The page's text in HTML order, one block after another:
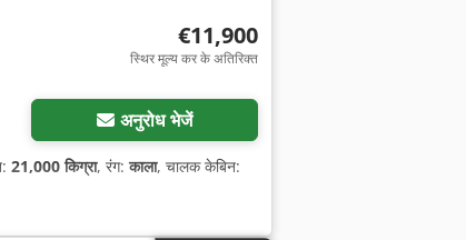
€11,900
स्थिर मूल्य कर के अतिरिक्त
अनुरोध भेजें
21,000 किग्रा, रंग:काला, चालक केबिन: